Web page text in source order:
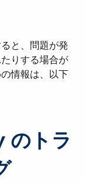
と、問題が発
りする場合が
情報は、以下
のトラ